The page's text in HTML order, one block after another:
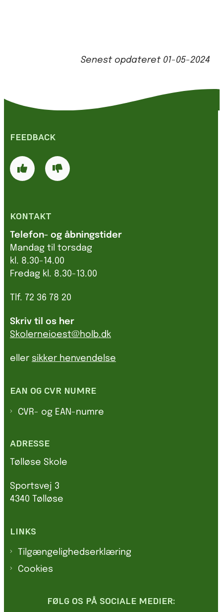
Senest opdateret 01-05-2024
FEEDBACK
KONTAKT
Telefon- og åbningstider
Mandag til torsdag
kl. 8.30-14.00
Fredag kl. 8.30-13.00
Tlf. 72 36 78 20
Skriv til os her
Skolerneioest@holb.dk
eller sikker henvendelse
EAN OG CVR NUMRE
CVR- og EAN-numre
ADRESSE
Tølløse Skole
Sportsvej 3
4340 Tølløse
LINKS
Tilgængelighedserklæring
Cookies
FØLG OS PÅ SOCIALE MEDIER: